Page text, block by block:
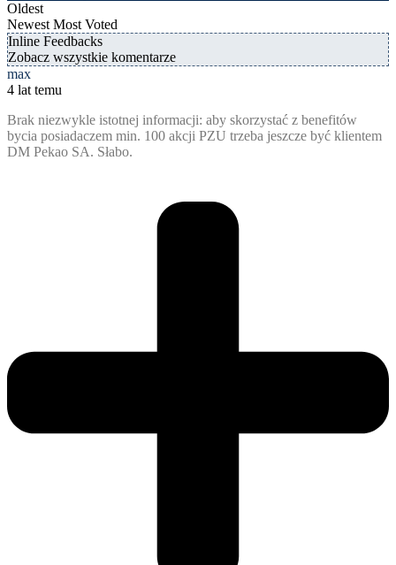
Oldest
Newest Most Voted
Inline Feedbacks
Zobacz wszystkie komentarze
max
4 lat temu
Brak niezwykle istotnej informacji: aby skorzystać z benefitów
bycia posiadaczem min. 100 akcji PZU trzeba jeszcze być klientem
DM Pekao SA. Słabo.